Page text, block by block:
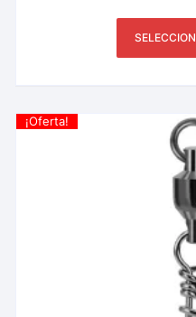
¡Oferta!